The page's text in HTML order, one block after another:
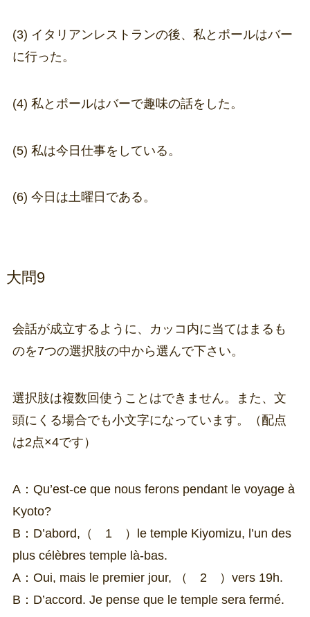
(3) イタリアンレストランの後、私とポールはバー
に行った。
(4) 私とポールはバーで趣味の話をした。
(5) 私は今日仕事をしている。
(6) 今日は土曜日である。
大問9
会話が成立するように、カッコ内に当てはまるも
のを7つの選択肢の中から選んで下さい。
選択肢は複数回使うことはできません。また、文
頭にくる場合でも小文字になっています。
（配点
は2点×4です）
A：Qu’est-ce que nous ferons pendant le voyage à
Kyoto?
B：D’abord,（ 1 ）le temple Kiyomizu, l’un des
plus célèbres temple là-bas.
A：Oui, mais le premier jour, （ 2 ）vers 19h.
B：D’accord. Je pense que le temple sera fermé.